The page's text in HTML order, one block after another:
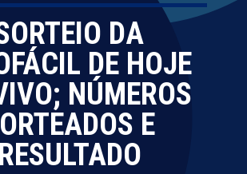
DA
DE HOJE
NÚMEROS
E
RESULTADO